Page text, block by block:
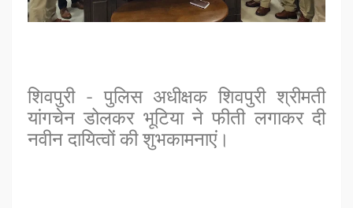
शिवपुरी - पुलिस अधीक्षक शिवपुरी श्रीमती
यांगचेन डोलकर भूटिया ने फीती लगाकर दी
नवीन दायित्वों की शुभकामनाएं।